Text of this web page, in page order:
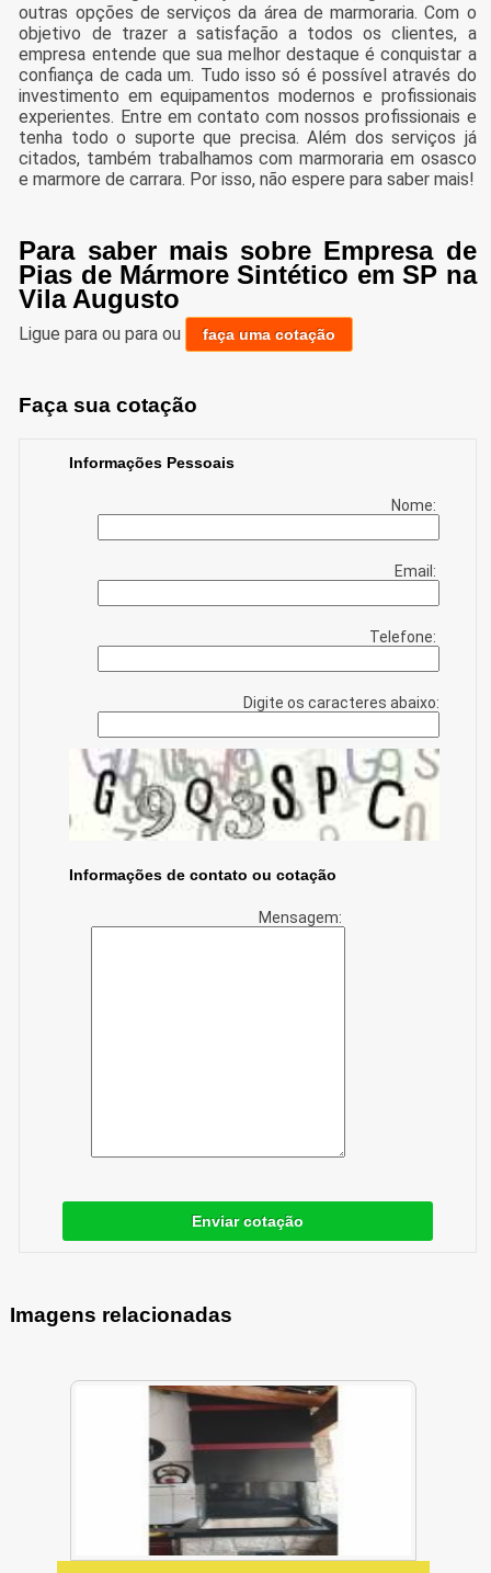
outras opções de serviços da área de marmoraria. Com o
objetivo de trazer a satisfação a todos os clientes, a
empresa entende que sua melhor destaque é conquistar a
confiança de cada um. Tudo isso só é possível através do
investimento em equipamentos modernos e profissionais
experientes. Entre em contato com nossos profissionais e
tenha todo o suporte que precisa. Além dos serviços já
citados, também trabalhamos com marmoraria em osasco
e marmore de carrara. Por isso, não espere para saber mais!
Para saber mais sobre Empresa de
Pias de Mármore Sintético em SP na
Vila Augusto
Ligue paraou paraou faça uma cotação
Faça sua cotação
Informações Pessoais
Nome:
Email:
Telefone:
Digite os caracteres abaixo:
Informações de contato ou cotação
Mensagem:
Enviar cotação
Imagens relacionadas